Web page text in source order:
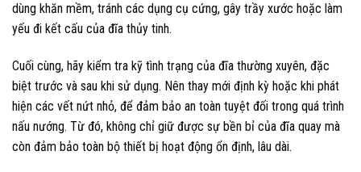
dùng khăn mềm, tránh các dụng cụ cứng, gây trầy xước hoặc làm
yếu đi kết cấu của đĩa thủy tinh.
Cuối cùng, hãy kiểm tra kỹ tình trạng của đĩa thường xuyên, đặc
biệt trước và sau khi sử dụng. Nên thay mới định kỳ hoặc khi phát
hiện các vết nứt nhỏ, để đảm bảo an toàn tuyệt đối trong quá trình
nấu nướng. Từ đó, không chỉ giữ được sự bền bỉ của đĩa quay mà
còn đảm bảo toàn bộ thiết bị hoạt động ổn định, lâu dài.